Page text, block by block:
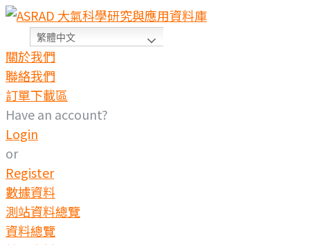
繁體中文
關於我們
聯絡我們
訂單下載區
Have an account?
Login
or
Register
數據資料
測站資料總覽
資料總覽